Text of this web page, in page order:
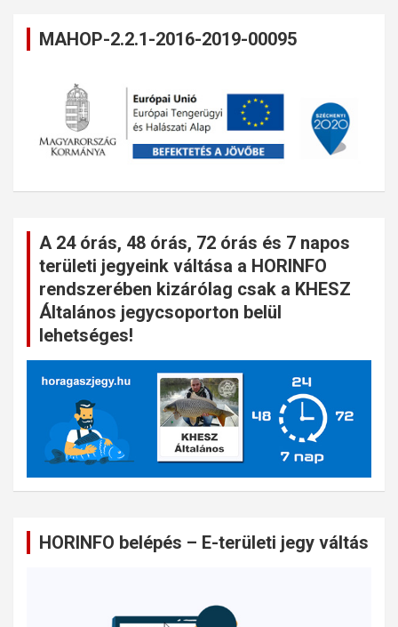
MAHOP-2.2.1-2016-2019-00095
A 24 órás, 48 órás, 72 órás és 7 napos
területi jegyeink váltása a HORINFO
rendszerében kizárólag csak a KHESZ
Általános jegycsoporton belül
lehetséges!
HORINFO belépés – E-területi jegy váltás